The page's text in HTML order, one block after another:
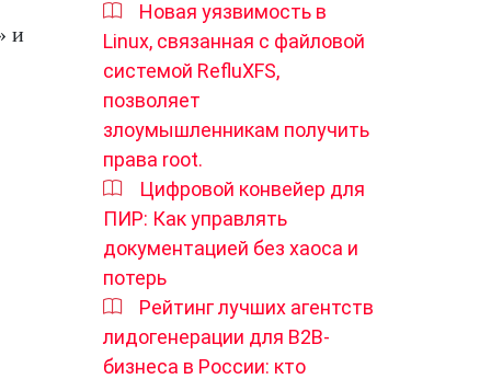
и
Новая уязвимость в
Linux, связанная с файловой
системой RefluXFS,
позволяет
злоумышленникам получить
права root.
Цифровой конвейер для
ПИР: Как управлять
документацией без хаоса и
потерь
Рейтинг лучших агентств
лидогенерации для B2B-
бизнеса в России: кто